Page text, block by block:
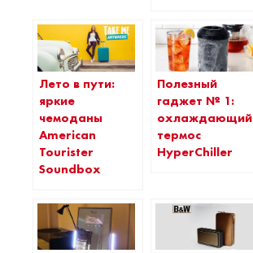
Лето в пути:
яркие
чемоданы
American
Tourister
Soundbox
Полезный
гаджет № 1:
охлаждающий
термос
HyperChiller